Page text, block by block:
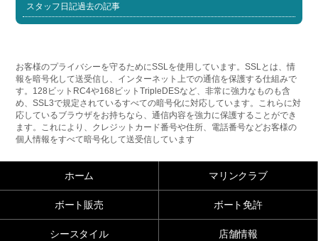
スタッフ日記過去の記事
お客様のプライバシーを守るためにSSLを使用しています。SSLとは、情
報を暗号化して送受信し、インターネット上での通信を保護する仕組みで
す。128ビットRC4や168ビットTripleDESなど、非常に強力なものも含
め、SSL3で規定されているすべての暗号化に対応しています。これらに対
応しているブラウザをお持ちなら、通信内容を強力に保護することができ
ます。これにより、クレジットカード番号や住所、電話番号などお客様の
個人情報をすべて暗号化して送受信しています
ホーム マリンクラブ
ボート販売 ボート免許
シースタイル 店舗情報